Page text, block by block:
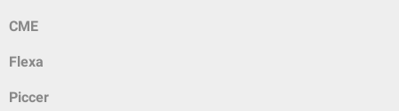
CME
Flexa
Piccer